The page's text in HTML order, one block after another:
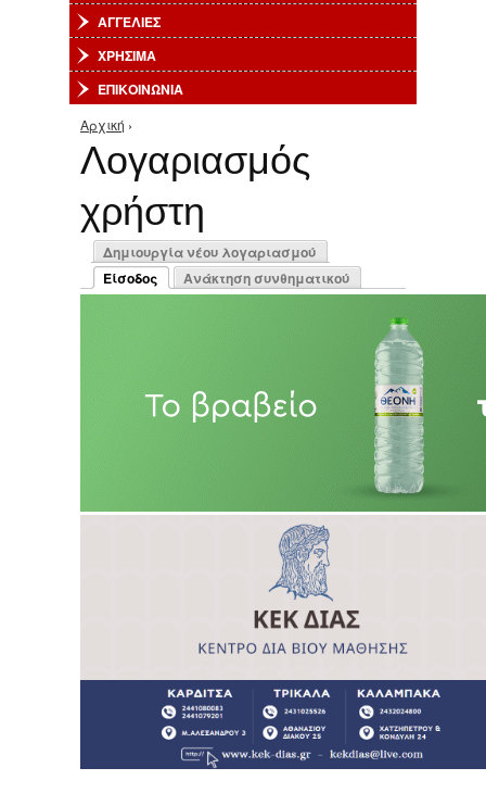
ΑΓΓΕΛΙΕΣ
ΧΡΗΣΙΜΑ
ΕΠΙΚΟΙΝΩΝΙΑ
Είστε εδώ
Αρχική ›
Λογαριασμός
χρήστη
Πρωτεύουσες καρτέλες
Δημιουργία νέου λογαριασμού
Είσοδος
(ενεργή καρτέλα)
Ανάκτηση συνθηματικού